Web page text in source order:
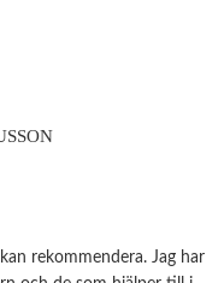
rekommendera. Jag har